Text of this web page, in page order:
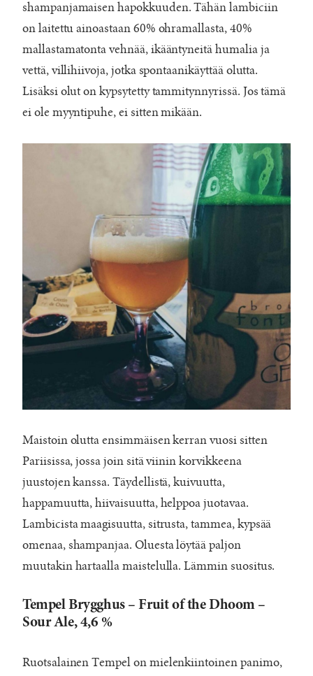
shampanjamaisen hapokkuuden. Tähän lambiciin
on laitettu ainoastaan 60% ohramallasta, 40%
mallastamatonta vehnää, ikääntyneitä humalia ja
vettä, villihiivoja, jotka spontaanikäyttää olutta.
Lisäksi olut on kypsytetty tammitynnyrissä. Jos tämä
ei ole myyntipuhe, ei sitten mikään.
Maistoin olutta ensimmäisen kerran vuosi sitten
Pariisissa, jossa join sitä viinin korvikkeena
juustojen kanssa. Täydellistä, kuivuutta,
happamuutta, hiivaisuutta, helppoa juotavaa.
Lambicista maagisuutta, sitrusta, tammea, kypsää
omenaa, shampanjaa. Oluesta löytää paljon
muutakin hartaalla maistelulla. Lämmin suositus.
Tempel Brygghus – Fruit of the Dhoom –
Sour Ale, 4,6 %
Ruotsalainen Tempel on mielenkiintoinen panimo,